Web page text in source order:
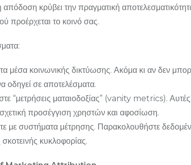
κρύβει την πραγματική
προέρχεται το κοινό σας.
μέσα κοινωνικής δικτύωσης. Ακόμα κι αν δεν
οδηγεί σε αποτελέσματα.
“μετρήσεις ματαιοδοξίας” (vanity metrics).
σχετική προσέγγιση χρηστών και αφοσίωση.
με συστήματα μέτρησης. Παρακολουθήστε
σκοτεινής κυκλοφορίας.